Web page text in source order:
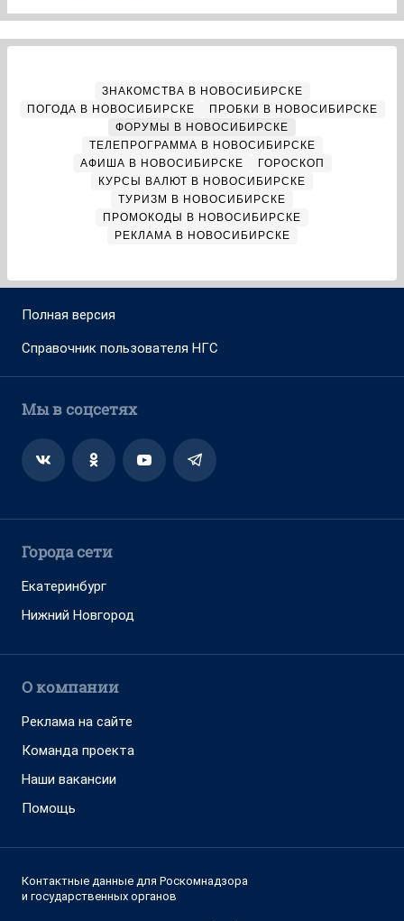
ЗНАКОМСТВА В НОВОСИБИРСКЕ
ПОГОДА В НОВОСИБИРСКЕ
ПРОБКИ В НОВОСИБИРСКЕ
ФОРУМЫ В НОВОСИБИРСКЕ
ТЕЛЕПРОГРАММА В НОВОСИБИРСКЕ
АФИША В НОВОСИБИРСКЕ
ГОРОСКОП
КУРСЫ ВАЛЮТ В НОВОСИБИРСКЕ
ТУРИЗМ В НОВОСИБИРСКЕ
ПРОМОКОДЫ В НОВОСИБИРСКЕ
РЕКЛАМА В НОВОСИБИРСКЕ
Полная версия
Справочник пользователя НГС
Мы в соцсетях
Города сети
Екатеринбург
Нижний Новгород
О компании
Реклама на сайте
Команда проекта
Наши вакансии
Помощь
Контактные данные для Роскомнадзора
и государственных органов